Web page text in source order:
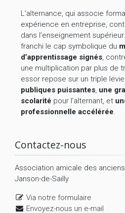
L’alternance, qui associe
expérience en entreprise,
dans l’enseignement
franchi le cap symbolique du
d’apprentissage signés,
une multiplication par plus de
essor repose sur un triple
publiques puissantes, une
scolarité pour l’alternant, et
professionnelle accélérée.
Contactez-nous
Association amicale des
Janson-de-Sailly
Via notre formulaire
Envoyez-nous un e-mail